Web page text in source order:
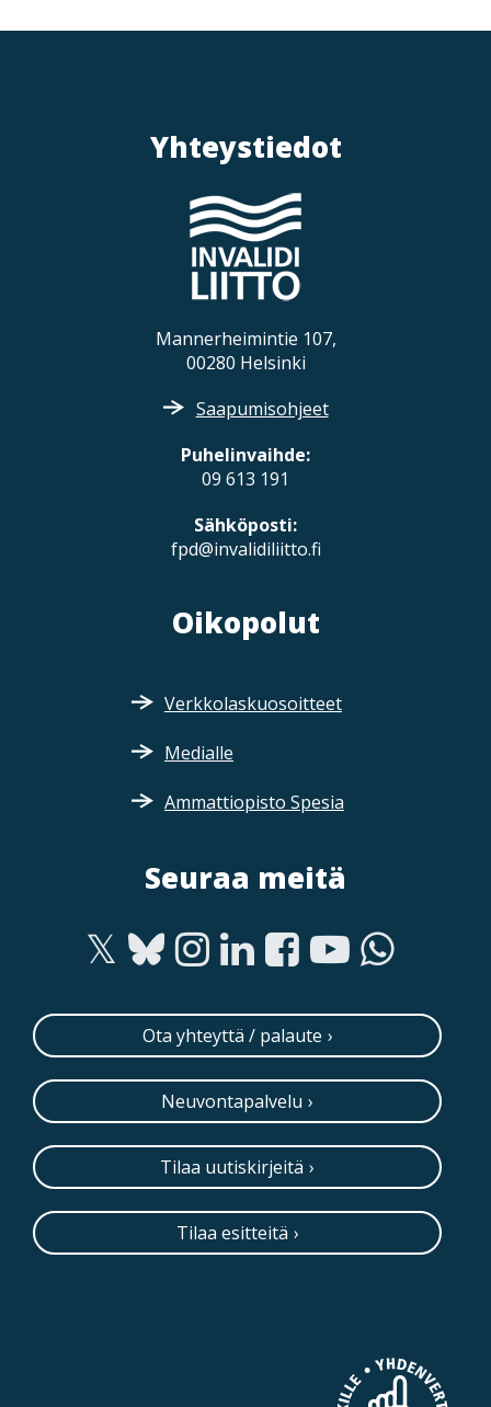
Yhteystiedot
Mannerheimintie 107,
00280 Helsinki
Saapumisohjeet
Puhelinvaihde:
09 613 191
Sähköposti:
fpd@invalidiliitto.fi
Oikopolut
Verkkolaskuosoitteet
Medialle
Ammattiopisto Spesia
Seuraa meitä
Ota yhteyttä / palaute
Neuvontapalvelu
Tilaa uutiskirjeitä
Tilaa esitteitä